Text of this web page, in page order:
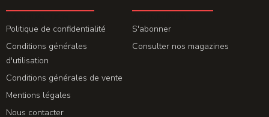
Politique de confidentialité
Conditions générales
d'utilisation
Conditions générales de vente
Mentions légales
Nous contacter
S'abonner
Consulter nos magazines